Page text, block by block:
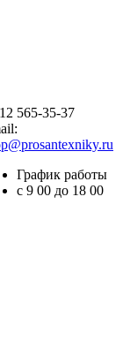
565-35-37
График работы
с 9 00 до 18 00